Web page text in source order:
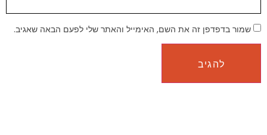
שמור בדפדפן זה את השם, האימייל והאתר שלי לפעם הבאה שאגיב.